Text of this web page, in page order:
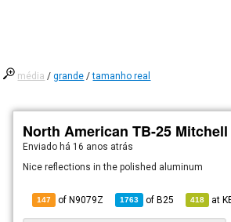
média /grande /tamanho real
North American TB-25 Mitchell
Enviado há 16 anos atrás
Nice reflections in the polished aluminum
147 of N9079Z 1763 ofB25 418 at